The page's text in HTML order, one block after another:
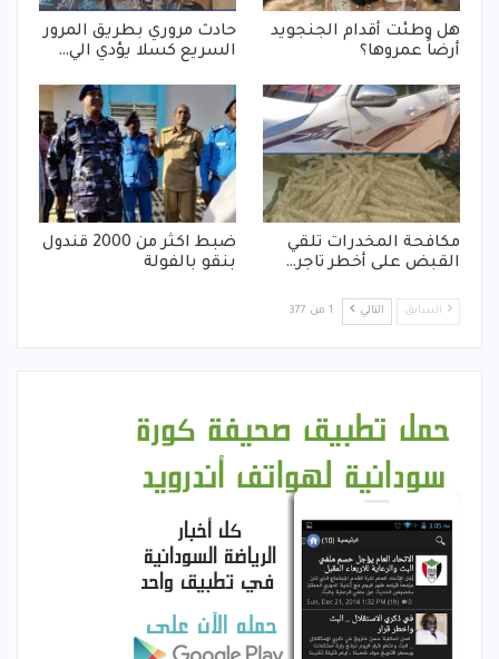
هل وطئت أقدام الجنجويد
أرضاً عمروها؟
حادث مروري بطريق المرور
السريع كسلا يؤدي الي…
مكافحة المخدرات تلقي
القبض على أخطر تاجر…
ضبط اكثر من 2000 قندول
بنقو بالفولة
السابق التالي 1 من 377